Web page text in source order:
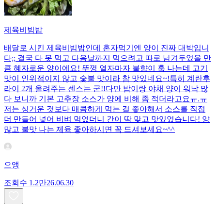
제육비빔밥
배달로 시킨 제육비빔밥인데 혼자먹기엔 양이 진짜 대박입니
다;; 결국 다 못 먹고 다음날까지 먹으려고 따로 남겨두었을 만
큼 혜자로운 양이에요! 뚜껑 열자마자 불향이 훅 나는데 고기
맛이 인위적이지 않고 숯불 맛이라 참 맛있네요~!특히 계란후
라이 2개 올려주는 센스는 굳!! ​다만 밥이랑 야채 양이 워낙 많
다 보니까 기본 고추장 소스가 양에 비해 좀 적더라고요ㅠ.ㅠ
저는 싱거운 것보다 매콤하게 먹는 걸 좋아해서 소스를 직접
더 만들어 넣어 비벼 먹었더니 간이 딱 맞고 맛있었습니다! 양
많고 불맛 나는 제육 좋아하시면 꼭 드셔보세요~^^
으앵
조회수 1.2만26.06.30